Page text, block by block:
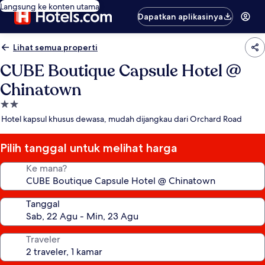
Langsung ke konten utama
Dapatkan aplikasinya
Lihat semua properti
CUBE Boutique Capsule Hotel @
Chinatown
Properti
bintang
Hotel kapsul khusus dewasa, mudah dijangkau dari Orchard Road
Pilih tanggal untuk melihat harga
Ke mana?
Tanggal
Traveler